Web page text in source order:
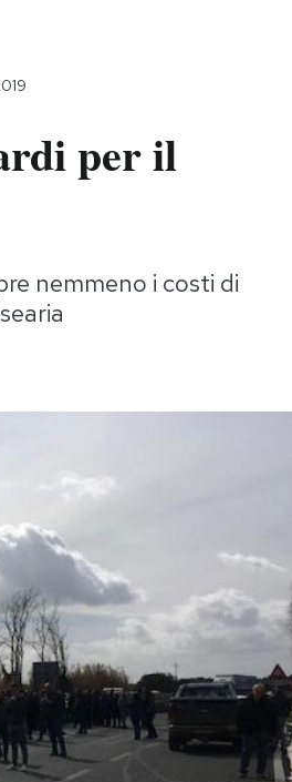
per il
nemmeno i costi di